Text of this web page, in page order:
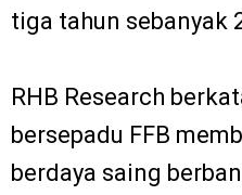
tiga tahun sebanyak
RHB Research
bersepadu FFB
berdaya saing